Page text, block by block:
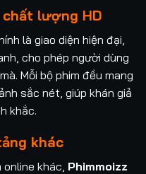
lượng HD
là giao diện hiện đại,
cho phép người dùng
Mỗi bộ phim đều mang
sắc nét, giúp khán giả
khắc.
khác
khác, Phimmoizz